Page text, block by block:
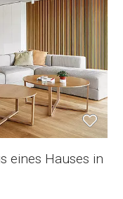
eines Hauses in